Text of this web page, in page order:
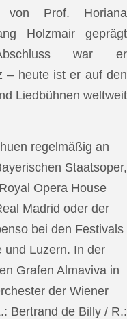
von Prof. Horiana
Holzmair geprägt
war er
– heute ist er auf den
Liedbühnen weltweit
regelmäßig an
Staatsoper,
Opera House
Madrid oder der
bei den Festivals
und Luzern. In der
Grafen Almaviva in
der Wiener
Bertrand de Billy / R.: